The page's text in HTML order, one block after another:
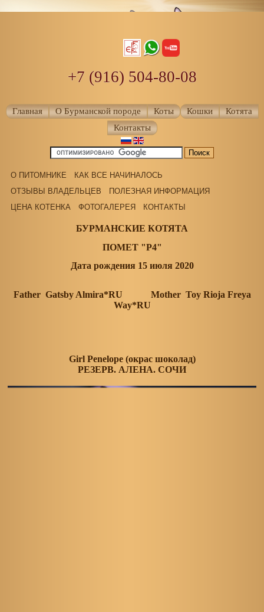
+7 (916) 504-80-08
Главная О Бурманской породе Коты Кошки
Котята
Контакты
О ПИТОМНИКЕ
КАК ВСЕ НАЧИНАЛОСЬ
ОТЗЫВЫ ВЛАДЕЛЬЦЕВ
ПОЛЕЗНАЯ ИНФОРМАЦИЯ
ЦЕНА КОТЕНКА
ФОТОГАЛЕРЕЯ КОНТАКТЫ
БУРМАНСКИЕ КОТЯТА
ПОМЕТ "P4"
Дата рождения 15 июля 2020
Father Gatsby Almira*RU Mother Toy Rioja Freya
Way*RU
Girl Penelope (окрас шоколад)
РЕЗЕРВ. АЛЕНА. СОЧИ